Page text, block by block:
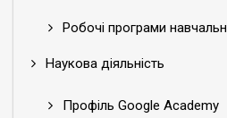
Робочі програми
Наукова діяльність
Профіль Google Academy